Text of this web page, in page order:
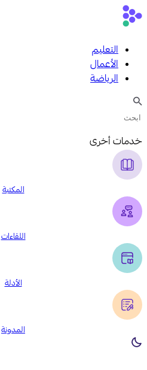
التعليم
الأعمال
الرياضة
خدمات أخرى
المكتبة
اللقاءات
الأدلة
المدونة